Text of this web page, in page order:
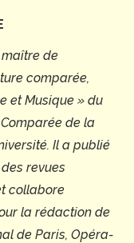
de
comparée,
et Musique » du
de la
Il a publié
revues
collabore
la rédaction de
de Paris, Opéra-